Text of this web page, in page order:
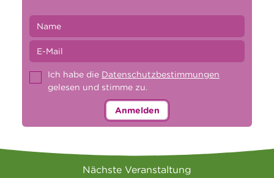
Ich habe die Datenschutzbestimmungen
gelesen und stimme zu.
Anmelden
Nächste Veranstaltung